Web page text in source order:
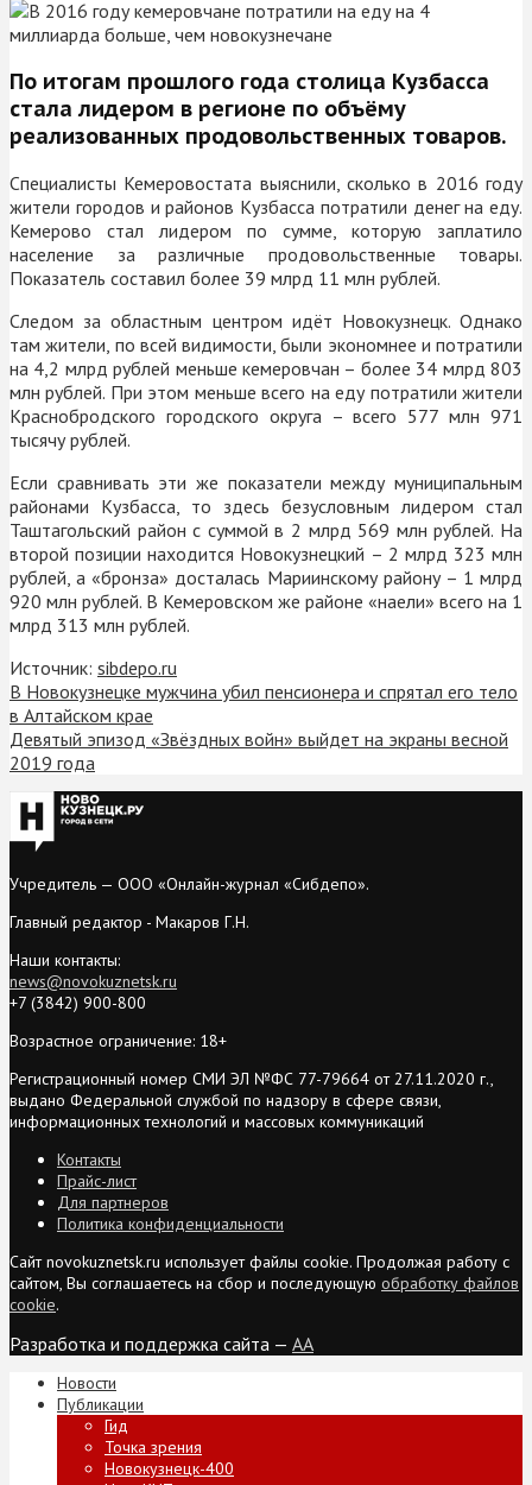
По итогам прошлого года столица Кузбасса
стала лидером в регионе по объёму
реализованных продовольственных товаров.
Специалисты Кемеровостата выяснили, сколько в 2016 году
жители городов и районов Кузбасса потратили денег на еду.
Кемерово стал лидером по сумме, которую заплатило
население за различные продовольственные товары.
Показатель составил более 39 млрд 11 млн рублей.
Следом за областным центром идёт Новокузнецк. Однако
там жители, по всей видимости, были экономнее и потратили
на 4,2 млрд рублей меньше кемеровчан – более 34 млрд 803
млн рублей. При этом меньше всего на еду потратили жители
Краснобродского городского округа – всего 577 млн 971
тысячу рублей.
Если сравнивать эти же показатели между муниципальным
районами Кузбасса, то здесь безусловным лидером стал
Таштагольский район с суммой в 2 млрд 569 млн рублей. На
второй позиции находится Новокузнецкий – 2 млрд 323 млн
рублей, а «бронза» досталась Мариинскому району – 1 млрд
920 млн рублей. В Кемеровском же районе «наели» всего на 1
млрд 313 млн рублей.
Источник: sibdepo.ru
В Новокузнецке мужчина убил пенсионера и спрятал его тело
в Алтайском крае
Девятый эпизод «Звёздных войн» выйдет на экраны весной
2019 года
Учредитель — ООО «Онлайн-журнал «Сибдепо».
Главный редактор - Макаров Г.Н.
Наши контакты:
news@novokuznetsk.ru
+7 (3842) 900-800
Возрастное ограничение: 18+
Регистрационный номер СМИ ЭЛ №ФС 77-79664 от 27.11.2020 г.,
выдано Федеральной службой по надзору в сфере связи,
информационных технологий и массовых коммуникаций
Контакты
Прайс-лист
Для партнеров
Политика конфиденциальности
Сайт novokuznetsk.ru использует файлы cookie. Продолжая работу с
сайтом, Вы соглашаетесь на сбор и последующую обработку файлов
cookie.
Разработка и поддержка сайта — AA
Новости
Публикации
Гид
Точка зрения
Новокузнецк-400